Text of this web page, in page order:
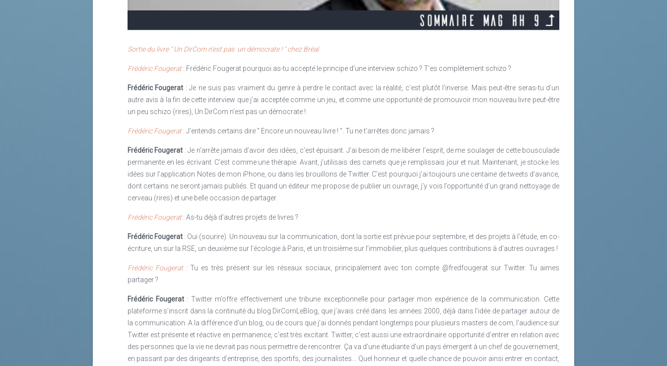
: J’entends certains dire " Encore un nouveau livre ! ". Tu ne t’arrêtes donc jamais ?
Lire la suite
cela sur la base du don, il consolide une identité éclairée, authentique et féconde pour de puissantes valeurs. S'engager pour un but commun
est le propre des leaders véritables. Le don le service aux autres est au cœur de son engagement. A force d'engagement, le leader finit par
incarner le but commun. Finalité éthique et utilité sociale sont au cœur de la quête. Si l'on est convaincu de l'importance du don, encore faut-il
Sortie du livre " Un DirCom n’est pas un démocrate ! " chez Bréal
Frédéric Fougerat: Frédéric Fougerat pourquoi as-tu accepté le principe d’une interview schizo ? T’es complètement schizo ?
Frédéric Fougerat : Je ne suis pas vraiment du genre à perdre le contact avec la réalité, c’est plutôt l’inverse. Mais peut-être seras-tu d’un
autre avis à la fin de cette interview que j’ai acceptée comme un jeu, et comme une opportunité de promouvoir mon nouveau livre peut-être
un peu schizo (rires), Un DirCom n’est pas un démocrate !.
Frédéric Fougerat: J’entends certains dire " Encore un nouveau livre ! ". Tu ne t’arrêtes donc jamais ?
Frédéric Fougerat : Je n’arrête jamais d’avoir des idées, c’est épuisant. J’ai besoin de me libérer l’esprit, de me soulager de cette bousculade
permanente en les écrivant. C’est comme une thérapie. Avant, j’utilisais des carnets que je remplissais jour et nuit. Maintenant, je stocke les
idées sur l’application Notes de mon iPhone, ou dans les brouillons de Twitter. C’est pourquoi j’ai toujours une centaine de tweets d’avance,
dont certains ne seront jamais publiés. Et quand un éditeur me propose de publier un ouvrage, j’y vois l’opportunité d’un grand nettoyage de
cerveau (rires) et une belle occasion de partager.
Frédéric Fougerat: As-tu déjà d’autres projets de livres ?
Frédéric Fougerat : Oui (sourire). Un nouveau sur la communication, dont la sortie est prévue pour septembre, et des projets à l’étude, en co-
écriture, un sur la RSE, un deuxième sur l’écologie à Paris, et un troisième sur l’immobilier, plus quelques contributions à d’autres ouvrages !
Frédéric Fougerat: Tu es très présent sur les réseaux sociaux, principalement avec ton compte @fredfougerat sur Twitter. Tu aimes
partager ?
Frédéric Fougerat: Twitter m’offre effectivement une tribune exceptionnelle pour partager mon expérience de la communication. Cette
plateforme s’inscrit dans la continuité du blog DirComLeBlog, que j’avais créé dans les années 2000, déjà dans l’idée de partager autour de
la communication. A la différence d’un blog, ou de cours que j’ai donnés pendant longtemps pour plusieurs masters de com, l’audience sur
Twitter est présente et réactive en permanence, c’est très excitant. Twitter, c’est aussi une extraordinaire opportunité d’entrer en relation avec
des personnes que la vie ne devrait pas nous permettre de rencontrer. Ça va d’une étudiante d’un pays émergent à un chef de gouvernement,
en passant par des dirigeants d’entreprise, des sportifs, des journalistes... Quel honneur et quelle chance de pouvoir ainsi entrer en contact,